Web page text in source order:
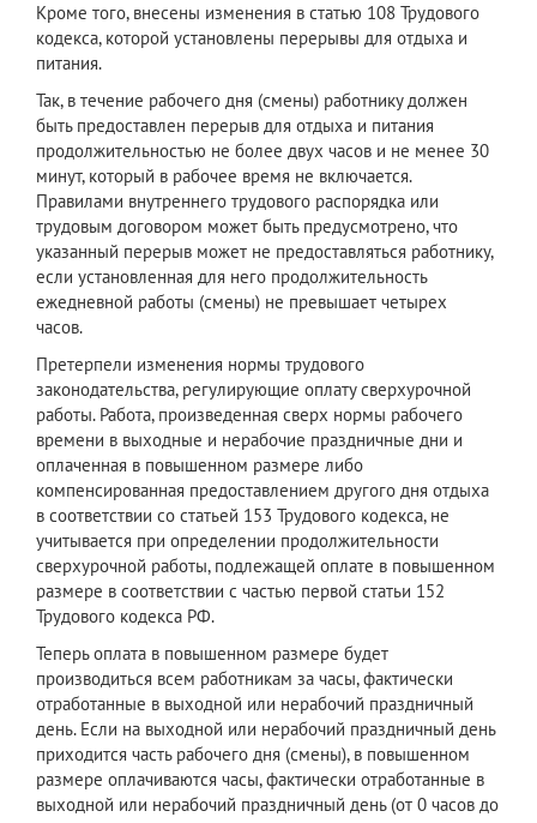
Кроме того, внесены изменения в статью 108 Трудового
кодекса, которой установлены перерывы для отдыха и
питания.
Так, в течение рабочего дня (смены) работнику должен
быть предоставлен перерыв для отдыха и питания
продолжительностью не более двух часов и не менее 30
минут, который в рабочее время не включается.
Правилами внутреннего трудового распорядка или
трудовым договором может быть предусмотрено, что
указанный перерыв может не предоставляться работнику,
если установленная для него продолжительность
ежедневной работы (смены) не превышает четырех
часов.
Претерпели изменения нормы трудового
законодательства, регулирующие оплату сверхурочной
работы. Работа, произведенная сверх нормы рабочего
времени в выходные и нерабочие праздничные дни и
оплаченная в повышенном размере либо
компенсированная предоставлением другого дня отдыха
в соответствии со статьей 153 Трудового кодекса, не
учитывается при определении продолжительности
сверхурочной работы, подлежащей оплате в повышенном
размере в соответствии с частью первой статьи 152
Трудового кодекса РФ.
Теперь оплата в повышенном размере будет
производиться всем работникам за часы, фактически
отработанные в выходной или нерабочий праздничный
день. Если на выходной или нерабочий праздничный день
приходится часть рабочего дня (смены), в повышенном
размере оплачиваются часы, фактически отработанные в
выходной или нерабочий праздничный день (от 0 часов до